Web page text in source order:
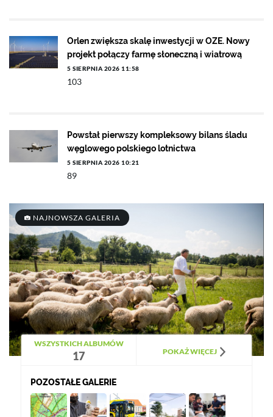
Orlen zwiększa skalę inwestycji w OZE. Nowy
projekt połączy farmę słoneczną i wiatrową
5 SIERPNIA 2026 11:58
103
Powstał pierwszy kompleksowy bilans śladu
węglowego polskiego lotnictwa
5 SIERPNIA 2026 10:21
89
NAJNOWSZA GALERIA
WSZYSTKICH ALBUMÓW
17 POKAŻ WIĘCEJ
POZOSTAŁE GALERIE